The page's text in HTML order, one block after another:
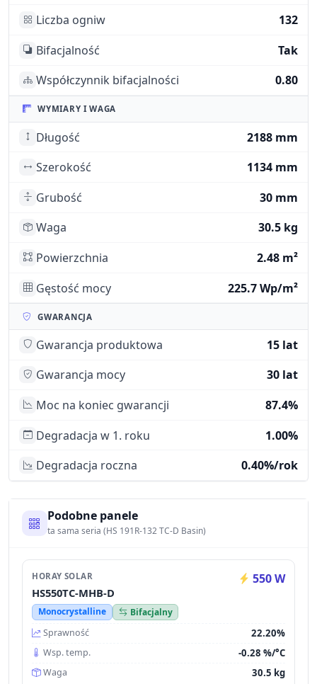
Liczba ogniw
132
Bifacjalność
Tak
Współczynnik bifacjalności
0.80
WYMIARY I WAGA
Długość
2188 mm
Szerokość
1134 mm
Grubość
30 mm
Waga
30.5 kg
Powierzchnia
2.48 m²
Gęstość mocy
225.7 Wp/m²
GWARANCJA
Gwarancja produktowa
15 lat
Gwarancja mocy
30 lat
Moc na koniec gwarancji
87.4%
Degradacja w 1. roku
1.00%
Degradacja roczna
0.40%/rok
Podobne panele
ta sama seria (HS 191R-132 TC-D Basin)
HORAY SOLAR 550 W
HS550TC-MHB-D
Monocrystalline
Bifacjalny
Sprawność
22.20%
Wsp. temp. -0.28 %/°C
Waga 30.5 kg